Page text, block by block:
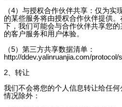
（4）与授权合作伙伴共享：仅为实
的某些服务将由授权合作伙伴提供
下，我们可能会与合作伙伴共享您
的客户服务和用户体验。
（5）第三方共享数据清单：
http://ddev.yalinruanjia.com/protocol/
2、转让
我们不会将您的个人信息转让给任
情况除外：